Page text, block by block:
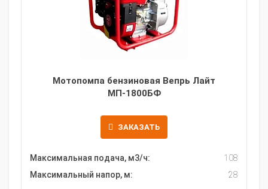
Мотопомпа бензиновая Вепрь Лайт
МП-1800БФ
ЗАКАЗАТЬ
Максимальная подача, м3/ч:
108
Максимальный напор, м:
28